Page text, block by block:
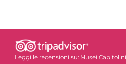
Leggi le recensioni su: Musei Capitolini